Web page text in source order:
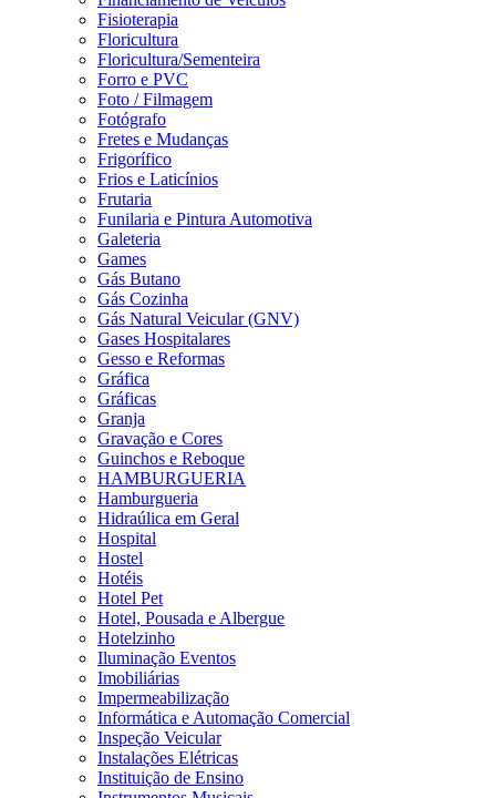
Fisioterapia
Floricultura
Floricultura/Sementeira
Forro e PVC
Foto / Filmagem
Fotógrafo
Fretes e Mudanças
Frigorífico
Frios e Laticínios
Frutaria
Funilaria e Pintura Automotiva
Galeteria
Games
Gás Butano
Gás Cozinha
Gás Natural Veicular (GNV)
Gases Hospitalares
Gesso e Reformas
Gráfica
Gráficas
Granja
Gravação e Cores
Guinchos e Reboque
HAMBURGUERIA
Hamburgueria
Hidraúlica em Geral
Hospital
Hostel
Hotéis
Hotel Pet
Hotel, Pousada e Albergue
Hotelzinho
Iluminação Eventos
Imobiliárias
Impermeabilização
Informática e Automação Comercial
Inspeção Veicular
Instalações Elétricas
Instituição de Ensino